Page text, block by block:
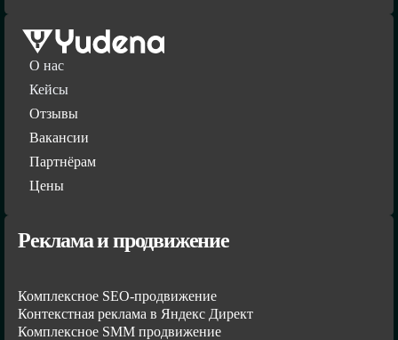
О нас
Кейсы
Отзывы
Вакансии
Партнёрам
Цены
Реклама и продвижение
Комплексное SEO-продвижение
Контекстная реклама в Яндекс Директ
Комплексное SMM продвижение